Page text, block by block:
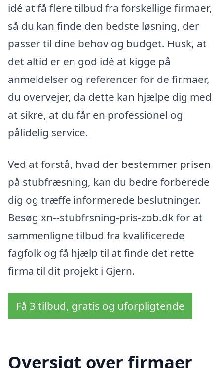
idé at få flere tilbud fra forskellige firmaer,
så du kan finde den bedste løsning, der
passer til dine behov og budget. Husk, at
det altid er en god idé at kigge på
anmeldelser og referencer for de firmaer,
du overvejer, da dette kan hjælpe dig med
at sikre, at du får en professionel og
pålidelig service.
Ved at forstå, hvad der bestemmer prisen
på stubfræsning, kan du bedre forberede
dig og træffe informerede beslutninger.
Besøg xn--stubfrsning-pris-zob.dk for at
sammenligne tilbud fra kvalificerede
fagfolk og få hjælp til at finde det rette
firma til dit projekt i Gjern.
Få 3 tilbud, gratis og uforpligtende
Oversigt over firmaer